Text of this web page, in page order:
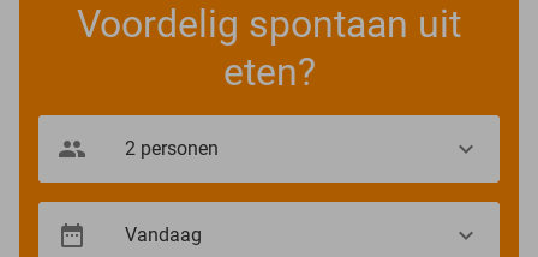
Voordelig spontaan uit
eten?